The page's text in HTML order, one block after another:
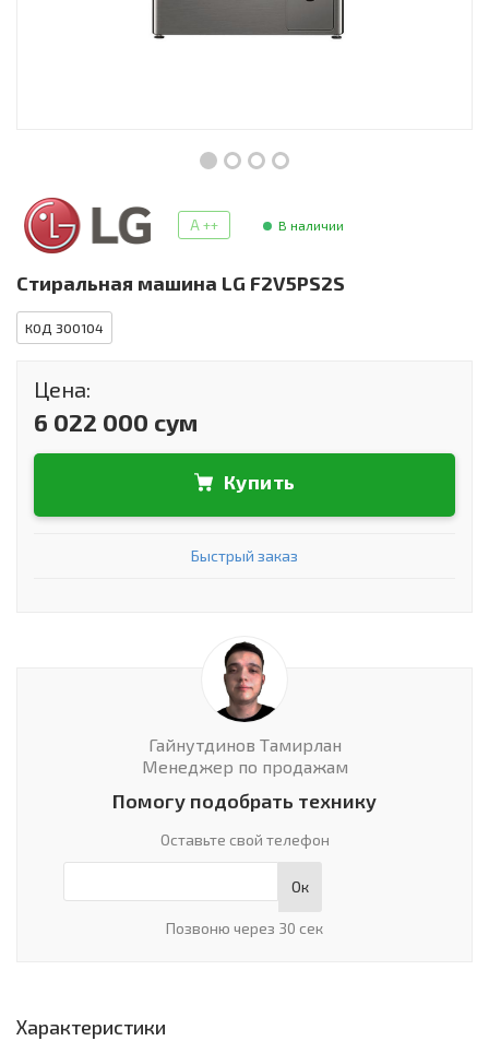
Сантехника A ++ В наличии
Стиральная машина LG F2V5PS2S
КОД 300104
Цена:
6 022 000 сум
Купить
Быстрый заказ
Гайнутдинов Тамирлан
Менеджер по продажам
Помогу подобрать технику
Оставьте свой телефон
Ок
Позвоню через 30 сек
Характеристики